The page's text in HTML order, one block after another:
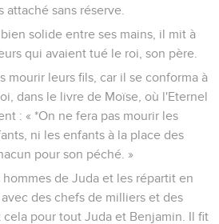
sans réserve.
solide entre ses mains, il mit à
qui avaient tué le roi, son père.
mourir leurs fils, car il se conforma à
dans le livre de Moïse, où l'Eternel
: « *On ne fera pas mourir les
ni les enfants à la place des
pour son péché. »
hommes de Juda et les répartit en
des chefs de milliers et des
pour tout Juda et Benjamin. Il fit